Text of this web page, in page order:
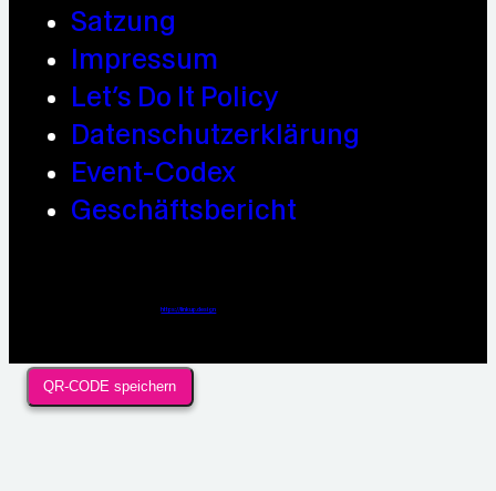
Satzung
Impressum
Let’s Do It Policy
Datenschutzerklärung
Event-Codex
Geschäftsbericht
https://linkup.design
QR-CODE speichern